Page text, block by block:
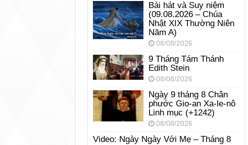
Bài hát và Suy niệm
(09.08.2026 – Chúa
Nhật XIX Thường Niên
Năm A)
08/08/2026
9 Tháng Tám Thánh
Edith Stein
08/08/2026
Ngày 9 tháng 8 Chân
phước Gio-an Xa-le-nô
Linh mục (+1242)
08/08/2026
Video: Ngày Ngày Với Mẹ – Tháng 8